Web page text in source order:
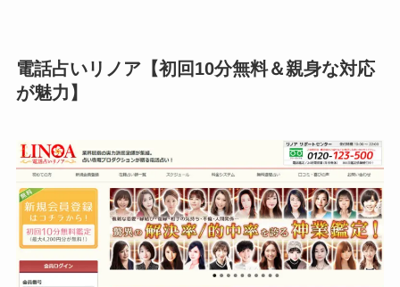
電話占いリノア【初回10分無料＆親身な対応
が魅力】